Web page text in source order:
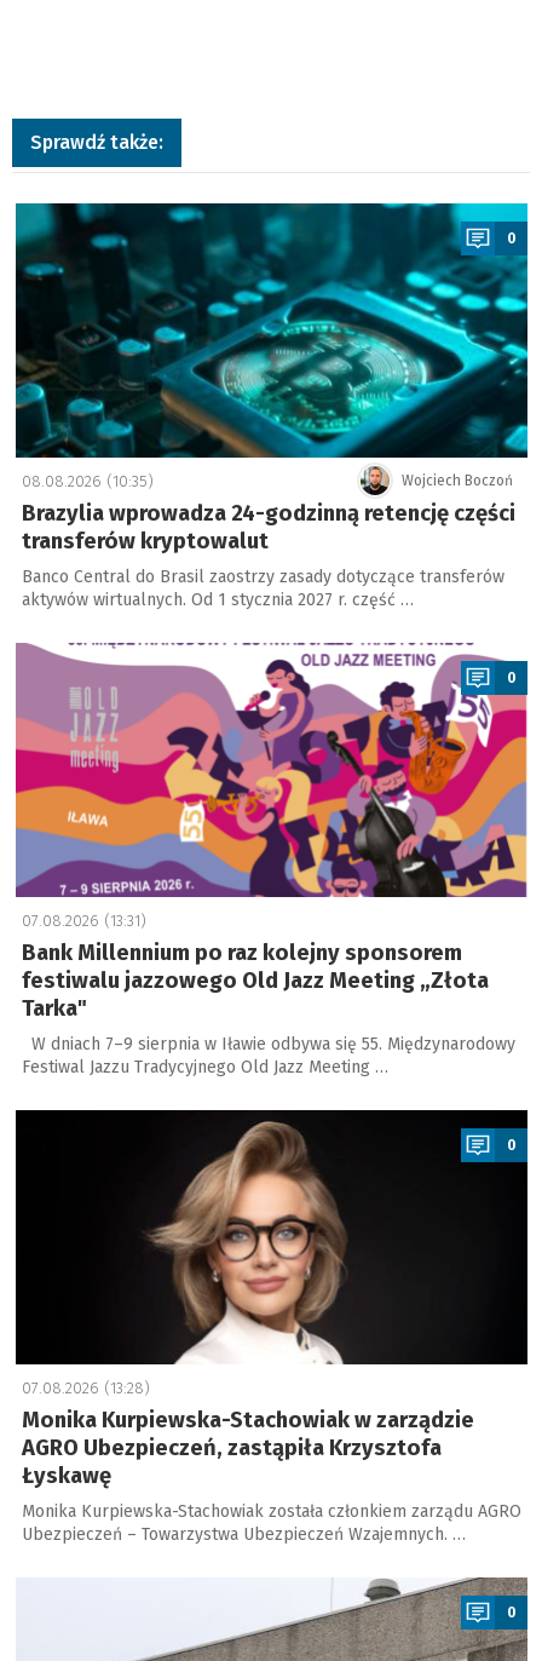
Sprawdź także:
a
0
Wojciech Boczoń
08.08.2026 (10:35)
Brazylia wprowadza 24-godzinną retencję części
transferów kryptowalut
Banco Central do Brasil zaostrzy zasady dotyczące transferów
aktywów wirtualnych. Od 1 stycznia 2027 r. część …
a
0
07.08.2026 (13:31)
Bank Millennium po raz kolejny sponsorem
festiwalu jazzowego Old Jazz Meeting „Złota
Tarka"
W dniach 7–9 sierpnia w Iławie odbywa się 55. Międzynarodowy
Festiwal Jazzu Tradycyjnego Old Jazz Meeting …
a
0
07.08.2026 (13:28)
Monika Kurpiewska-Stachowiak w zarządzie
AGRO Ubezpieczeń, zastąpiła Krzysztofa
Łyskawę
Monika Kurpiewska-Stachowiak została członkiem zarządu AGRO
Ubezpieczeń – Towarzystwa Ubezpieczeń Wzajemnych. …
0